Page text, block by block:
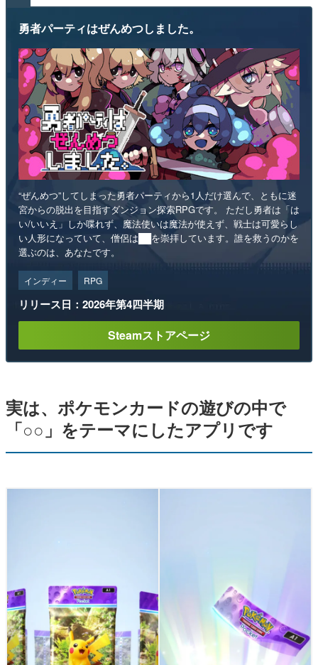
勇者パーティはぜんめつしました。
“ぜんめつ”してしまった勇者パーティから1人だけ選んで、ともに迷
宮からの脱出を目指すダンジョン探索RPGです。 ただし勇者は「は
い/いいえ」しか喋れず、魔法使いは魔法が使えず、戦士は可愛らし
い人形になっていて、僧侶は██を崇拝しています。誰を救うのかを
選ぶのは、あなたです。
インディー RPG
リリース日：2026年第4四半期
Steamストアページ
実は、ポケモンカードの遊びの中で
「○○」をテーマにしたアプリです